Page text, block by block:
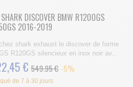
SHARK DISCOVER BMW R1200GS
2016-2019
shark exhaust le discover de forme
R120GS silencieux en inox noir av...
€ 549.95 € -5%
de 7 à 30 jours